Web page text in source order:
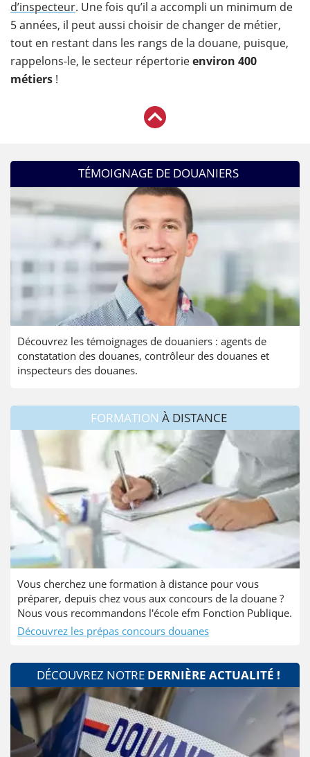
d’inspecteur. Une fois qu’il a accompli un minimum de
5 années, il peut aussi choisir de changer de métier,
tout en restant dans les rangs de la douane, puisque,
rappelons-le, le secteur répertorieenviron 400
métiers !
TÉMOIGNAGE DE DOUANIERS
Découvrez les témoignages de douaniers : agents de
constatation des douanes, contrôleur des douanes et
inspecteurs des douanes.
FORMATION À DISTANCE
Vous cherchez une formation à distance pour vous
préparer, depuis chez vous aux concours de la douane ?
Nous vous recommandons l'école efm Fonction Publique.
Découvrez les prépas concours douanes
DÉCOUVREZ NOTRE DERNIÈRE ACTUALITÉ !